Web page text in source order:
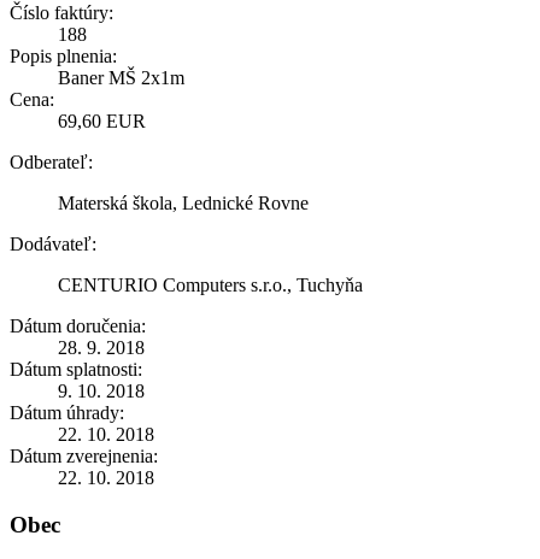
Číslo faktúry:
188
Popis plnenia:
Baner MŠ 2x1m
Cena:
69,60 EUR
Odberateľ:
Materská škola, Lednické Rovne
Dodávateľ:
CENTURIO Computers s.r.o., Tuchyňa
Dátum doručenia:
28. 9. 2018
Dátum splatnosti:
9. 10. 2018
Dátum úhrady:
22. 10. 2018
Dátum zverejnenia:
22. 10. 2018
Obec